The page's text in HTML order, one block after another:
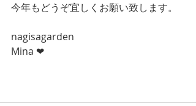
今年もどうぞ宜しくお願い致します。
nagisagarden
Mina ❤︎